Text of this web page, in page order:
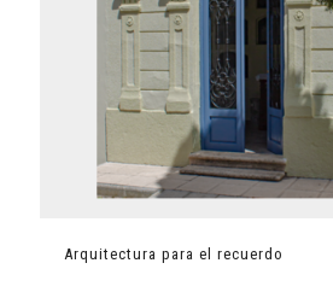
Arquitectura para el recuerdo